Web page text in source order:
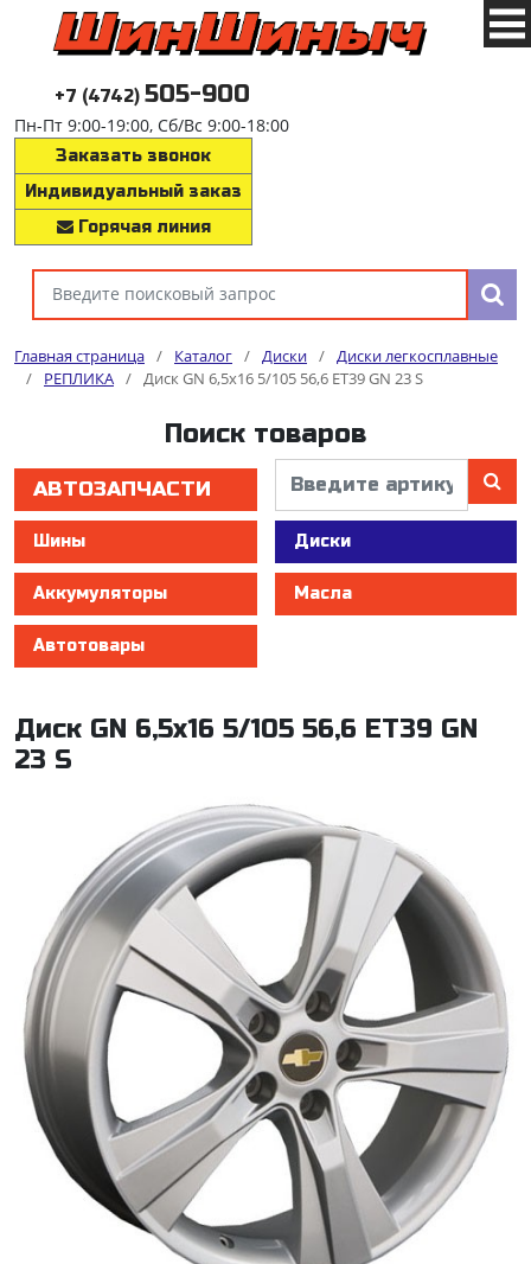
+7 (4742) 505-900
Пн-Пт 9:00-19:00, Сб/Вс 9:00-18:00
Заказать звонок
Индивидуальный заказ
Горячая линия
Главная страница / Каталог / Диски / Диски легкосплавные
/
РЕПЛИКА / Диск GN 6,5x16 5/105 56,6 ET39 GN 23 S
Поиск товаров
АВТОЗАПЧАСТИ
Шины Диски
Аккумуляторы Масла
Автотовары
Диск GN 6,5x16 5/105 56,6 ET39 GN
23 S